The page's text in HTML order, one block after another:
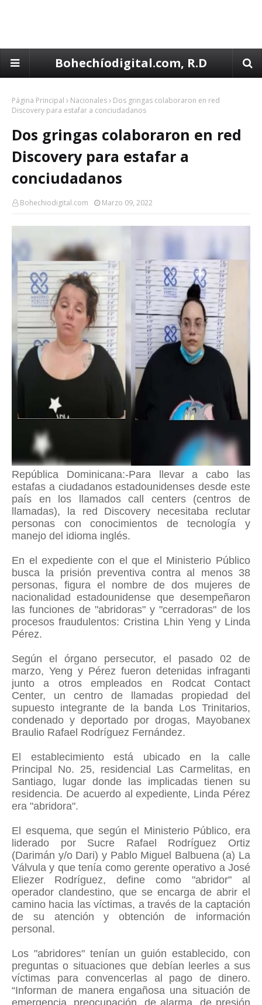
Bohechíodigital.com, R.D
Página Principal Nacionales
Dos gringas colaboraron en red
Discovery para estafar a conciudadanos
Dos gringas colaboraron en red
Discovery para estafar a
conciudadanos
Bohechiodigital.com Marzo 09, 2022
República Dominicana:-Para llevar a cabo las
estafas a ciudadanos estadounidenses desde este
país en los llamados call centers (centros de
llamadas), la red Discovery necesitaba reclutar
personas con conocimientos de tecnología y
manejo del idioma inglés.
En el expediente con el que el Ministerio Público
busca la prisión preventiva contra al menos 38
personas, figura el nombre de dos mujeres de
nacionalidad estadounidense que desempeñaron
las funciones de "abridoras" y "cerradoras" de los
procesos fraudulentos: Cristina Lhin Yeng y Linda
Pérez.
Según el órgano persecutor, el pasado 02 de
marzo, Yeng y Pérez fueron detenidas infraganti
junto a otros empleados en Rodcat Contact
Center, un centro de llamadas propiedad del
supuesto integrante de la banda Los Trinitarios,
condenado y deportado por drogas, Mayobanex
Braulio Rafael Rodríguez Fernández.
El establecimiento está ubicado en la calle
Principal No. 25, residencial Las Carmelitas, en
Santiago, lugar donde las implicadas tienen su
residencia. De acuerdo al expediente, Linda Pérez
era "abridora".
El esquema, que según el Ministerio Público, era
liderado por Sucre Rafael Rodríguez Ortiz
(Darimán y/o Dari) y Pablo Miguel Balbuena (a) La
Válvula y que tenía como gerente operativo a José
Eliezer Rodríguez, define como "abridor" al
operador clandestino, que se encarga de abrir el
camino hacia las víctimas, a través de la captación
de su atención y obtención de información
personal.
Los "abridores" tenían un guión establecido, con
preguntas o situaciones que debían leerles a sus
víctimas para convencerlas al pago de dinero.
“Informan de manera engañosa una situación de
emergencia, preocupación, de alarma, de presión